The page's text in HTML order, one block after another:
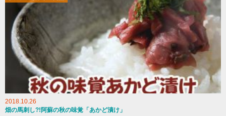
2018.10.26
畑の馬刺し?!阿蘇の秋の味覚「あかど漬け」